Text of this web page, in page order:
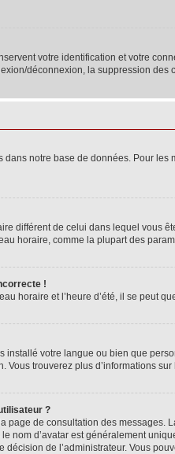
votre identification et votre
déconnexion, la suppression des
notre base de données. Pour les
différent de celui dans lequel
horaire, comme la plupart des
!
horaire et l’heure d’été, il se peut
installé votre langue ou bien que
trouverez plus d’informations
?
page de consultation des
nom d’avatar est généralement
décision de l’administrateur. Vous